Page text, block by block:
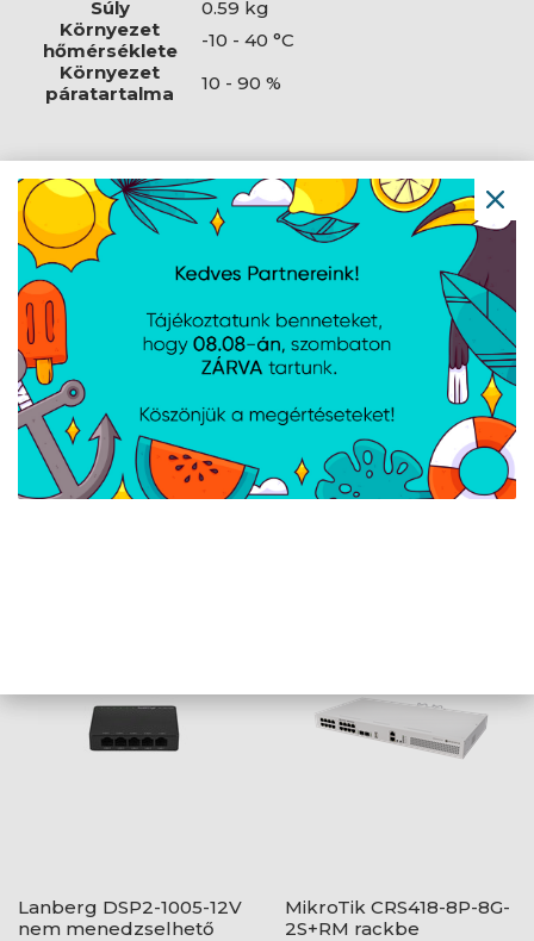
Súly
0.59 kg
Környezet
hőmérséklete
-10 - 40 °C
Környezet
páratartalma
10 - 90 %
AJÁNLATUNKBÓL
Lanberg DSP2-1005-12V
nem menedzselhető
MikroTik CRS418-8P-8G-
2S+RM rackbe